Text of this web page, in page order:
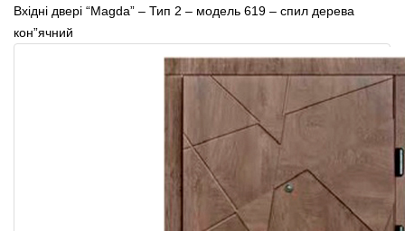
Вхідні двері “Magda” – Тип 2 – модель 619 – спил дерева
кон”ячний